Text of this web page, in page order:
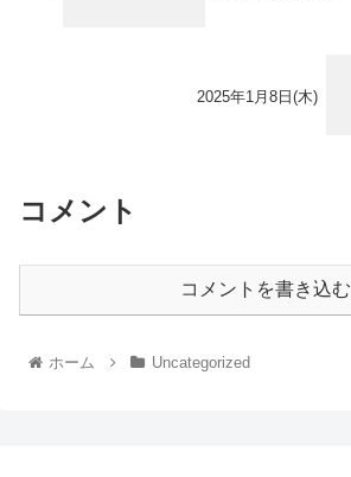
2025年1月8日(木)
コメント
コメントを書き込む
ホーム Uncategorized